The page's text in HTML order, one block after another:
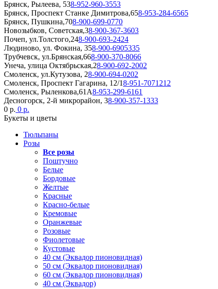
Брянск, Рылеева, 538-952-960-3553
Брянск, Проспект Станке Димитрова,658-953-284-6565
Брянск, Пушкина,708-900-699-0770
Новозыбков, Советская,38-900-367-3603
Почеп, ул.Толстого,248-900-693-2424
Людиново, ул. Фокина, 358-900-6905335
Трубчевск, ул.Брянская,668-900-370-8066
Унеча, улица Октябрьская,28-900-692-2002
Смоленск, ул.Кутузова, 28-900-694-0202
Смоленск, Проспект Гагарина, 12/18-951-7071212
Смоленск, Рыленкова,61А8-953-299-6161
Десногорск, 2-й микрорайон, 38-900-357-1333
0 р. 0 р.
Букеты и цветы
Тюльпаны
Розы
Все розы
Поштучно
Белые
Бордовые
Желтые
Красные
Красно-белые
Кремовые
Оранжевые
Розовые
Фиолетовые
Кустовые
40 см (Эквадор пионовидная)
50 см (Эквадор пионовидная)
60 см (Эквадор пионовидная)
40 см (Эквадор)